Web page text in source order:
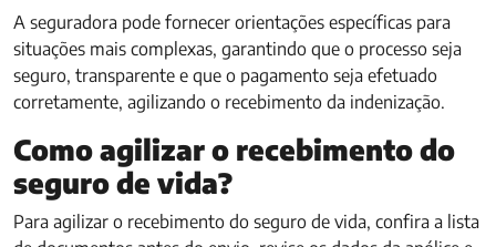
A seguradora pode fornecer orientações específicas para
situações mais complexas, garantindo que o processo seja
seguro, transparente e que o pagamento seja efetuado
corretamente, agilizando o recebimento da indenização.
Como agilizar o recebimento do
seguro de vida?
Para agilizar o recebimento do seguro de vida, confira a lista